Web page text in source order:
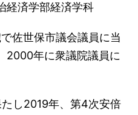
経済学部経済学科
佐世保市議会議員に当
2000年に衆議院議員に
し2019年、第4次安倍